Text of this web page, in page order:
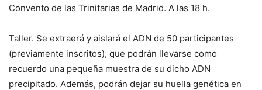
Convento de las Trinitarias de Madrid. A las 18 h.
Taller. Se extraerá y aislará el ADN de 50 participantes
(previamente inscritos), que podrán llevarse como
recuerdo una pequeña muestra de su dicho ADN
precipitado. Además, podrán dejar su huella genética en